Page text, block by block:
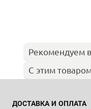
Рекомендуем
С этим
ДОСТАВКА И ОПЛАТА